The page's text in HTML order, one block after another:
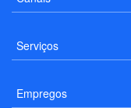
Serviços
Empregos